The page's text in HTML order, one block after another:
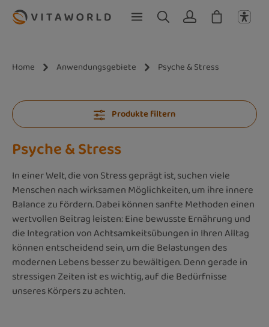
Zum Hauptinhalt springen
Home Anwendungsgebiete Psyche & Stress
Produkte filtern
Psyche & Stress
In einer Welt, die von Stress geprägt ist, suchen viele
Menschen nach wirksamen Möglichkeiten, um ihre innere
Balance zu fördern. Dabei können sanfte Methoden einen
wertvollen Beitrag leisten: Eine bewusste Ernährung und
die Integration von Achtsamkeitsübungen in Ihren Alltag
können entscheidend sein, um die Belastungen des
modernen Lebens besser zu bewältigen. Denn gerade in
stressigen Zeiten ist es wichtig, auf die Bedürfnisse
unseres Körpers zu achten.